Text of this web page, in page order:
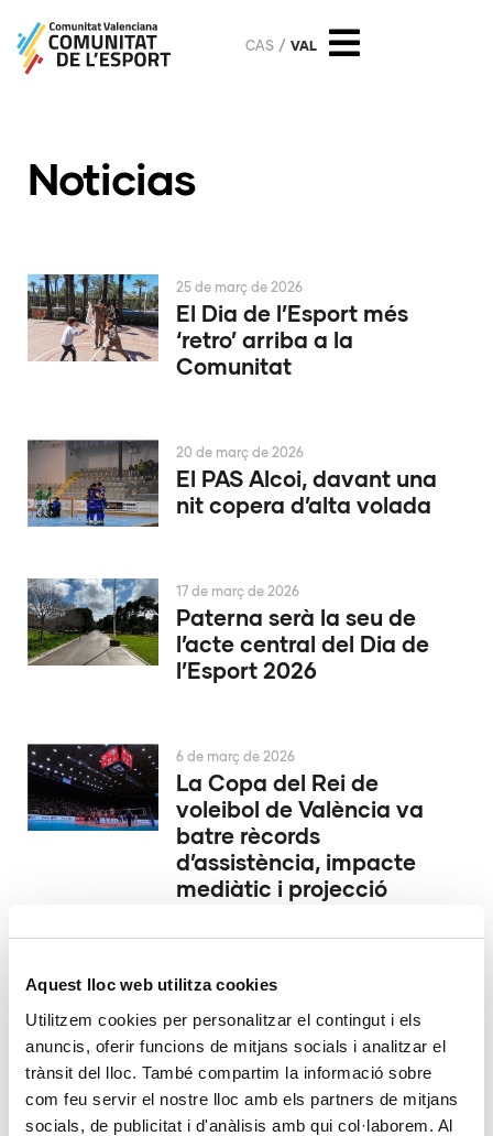
Aquest lloc web utilitza cookies
Utilitzem cookies per personalitzar el contingut i els
anuncis, oferir funcions de mitjans socials i analitzar el
trànsit del lloc. També compartim la informació sobre
com feu servir el nostre lloc amb els partners de mitjans
socials, de publicitat i d'anàlisis amb qui col·laborem. Al
CAS VAL
Noticias
El Dia de l’Esport més
‘retro’ arriba a la
Comunitat
25 de març de 2026
El PAS Alcoi, davant una
nit copera d’alta volada
20 de març de 2026
Paterna serà la seu de
l’acte central del Dia de
l’Esport 2026
17 de març de 2026
La Copa del Rei de
voleibol de València va
batre rècords
d’assistència, impacte
mediàtic i projecció
6 de març de 2026
universitari: la Fundació
Trinidad Alfonso impulsa
una nova edició
d’UniEsport
2 de març de 2026